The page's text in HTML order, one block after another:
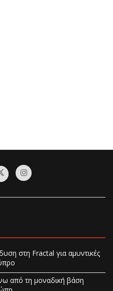
στη Fractal για αμυντικές
από τη μοναδική βάση